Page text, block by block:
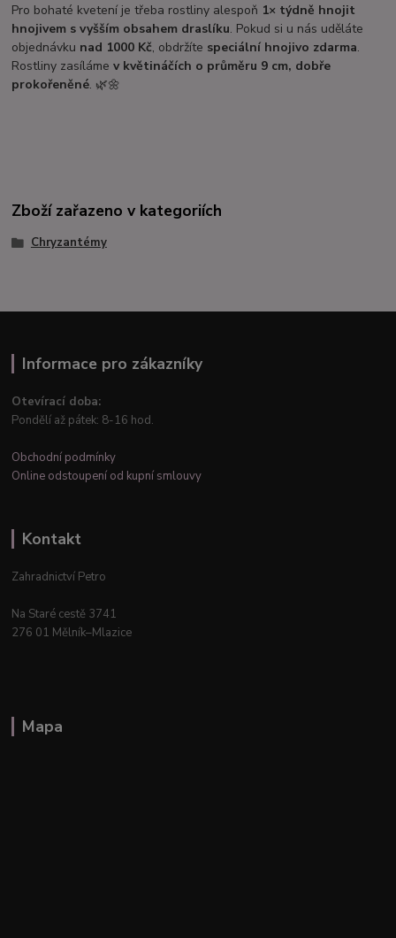
Pro bohaté kvetení je třeba rostliny alespoň 1× týdně hnojit
hnojivem s vyšším obsahem draslíku. Pokud si u nás uděláte
objednávku nad 1000 Kč, obdržíte speciální hnojivo zdarma.
Rostliny zasílámev květináčích o průměru 9 cm, dobře
prokořeněné. 🌿🌼
Zboží zařazeno v kategoriích
Chryzantémy
Informace pro zákazníky
Otevírací doba:
Pondělí až pátek: 8-16 hod.
Obchodní podmínky
Online odstoupení od kupní smlouvy
Kontakt
Zahradnictví Petro
Na Staré cestě 3741
276 01 Mělník–Mlazice
Mapa